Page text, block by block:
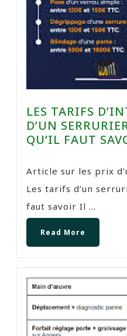
LES TARIFS
D’UN
QU’IL FAUT
Article sur les prix
Les tarifs d’un
faut savoir Il ...
Read More